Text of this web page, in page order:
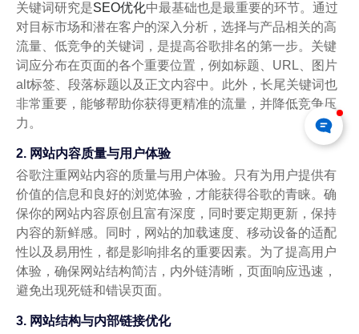
关键词研究是SEO优化中最基础也是最重要的环节。通过
对目标市场和潜在客户的深入分析，选择与产品相关的高
流量、低竞争的关键词，是提高谷歌排名的第一步。关键
词应分布在页面的各个重要位置，例如标题、URL、图片
alt标签、段落标题以及正文内容中。此外，长尾关键词也
非常重要，能够帮助你获得更精准的流量，并降低竞争压
力。
2. 网站内容质量与用户体验
谷歌注重网站内容的质量与用户体验。只有为用户提供有
价值的信息和良好的浏览体验，才能获得谷歌的青睐。确
保你的网站内容原创且富有深度，同时要定期更新，保持
内容的新鲜感。同时，网站的加载速度、移动设备的适配
性以及易用性，都是影响排名的重要因素。为了提高用户
体验，确保网站结构简洁，内外链清晰，页面响应迅速，
避免出现死链和错误页面。
3. 网站结构与内部链接优化